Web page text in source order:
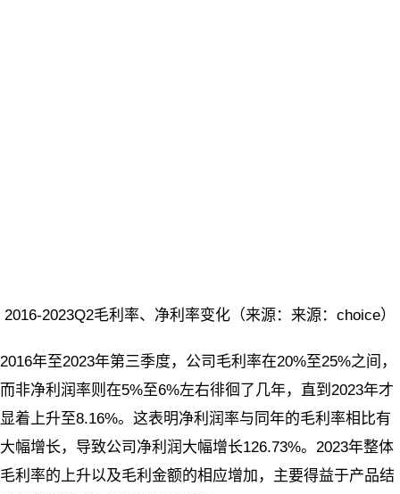
2016-2023Q2毛利率、净利率变化（来源：来源：choice）
2016年至2023年第三季度，公司毛利率在20%至25%之间，
而非净利润率则在5%至6%左右徘徊了几年，直到2023年才
显着上升至8.16%。这表明净利润率与同年的毛利率相比有
大幅增长，导致公司净利润大幅增长126.73%。2023年整体
毛利率的上升以及毛利金额的相应增加，主要得益于产品结